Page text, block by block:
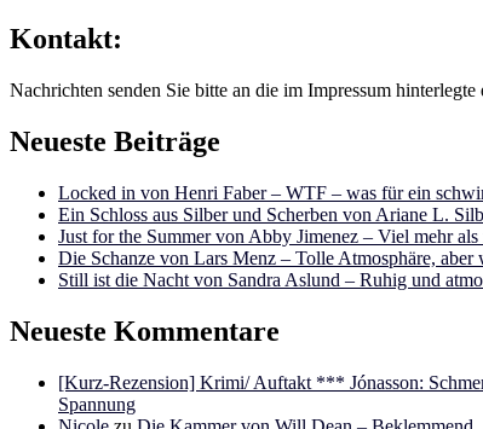
Kontakt:
Nachrichten senden Sie bitte an die im Impressum hinterlegte
Neueste Beiträge
Locked in von Henri Faber – WTF – was für ein
Ein Schloss aus Silber und Scherben von Ariane L.
Just for the Summer von Abby Jimenez – Viel mehr
Die Schanze von Lars Menz – Tolle Atmosphäre, aber
Still ist die Nacht von Sandra Aslund – Ruhig und
Neueste Kommentare
[Kurz-Rezension] Krimi/ Auftakt *** Jónasson:
Spannung